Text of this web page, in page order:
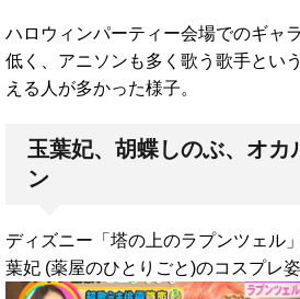
ハロウィンパーティー会場でのギャ
低く、アニソンも多く歌う歌手とい
える人が多かった様子。
玉葉妃、胡蝶しのぶ、オカ
ン
ディズニー「塔の上のラプンツェル
葉妃 (薬屋のひとりごと)のコスプレ